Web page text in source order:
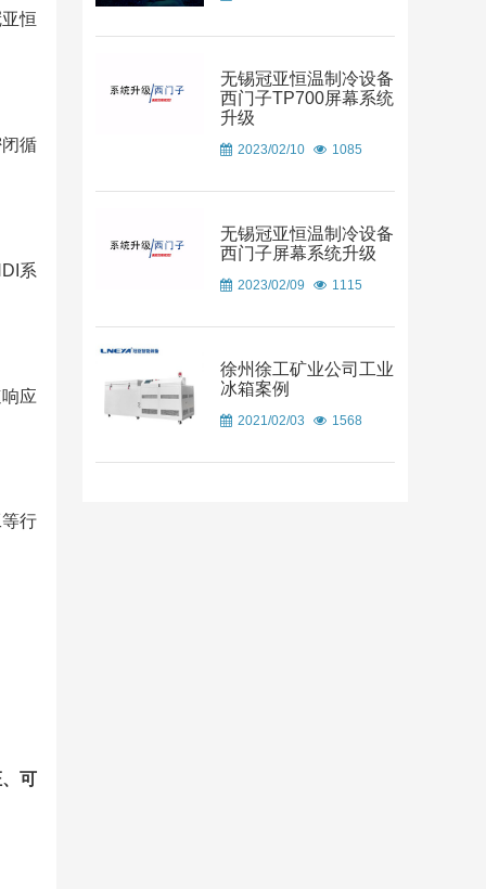
恒
循
系
应
行
可
无锡冠亚恒温制冷设备
西门子TP700屏幕系统
升级
2023/02/10 1085
无锡冠亚恒温制冷设备
西门子屏幕系统升级
2023/02/09 1115
徐州徐工矿业公司工业
冰箱案例
2021/02/03 1568